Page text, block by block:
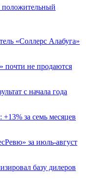
положительный
«Соллерс Алабуга»
почти не продаются
с начала года
за семь месяцев
за июль-август
базу дилеров